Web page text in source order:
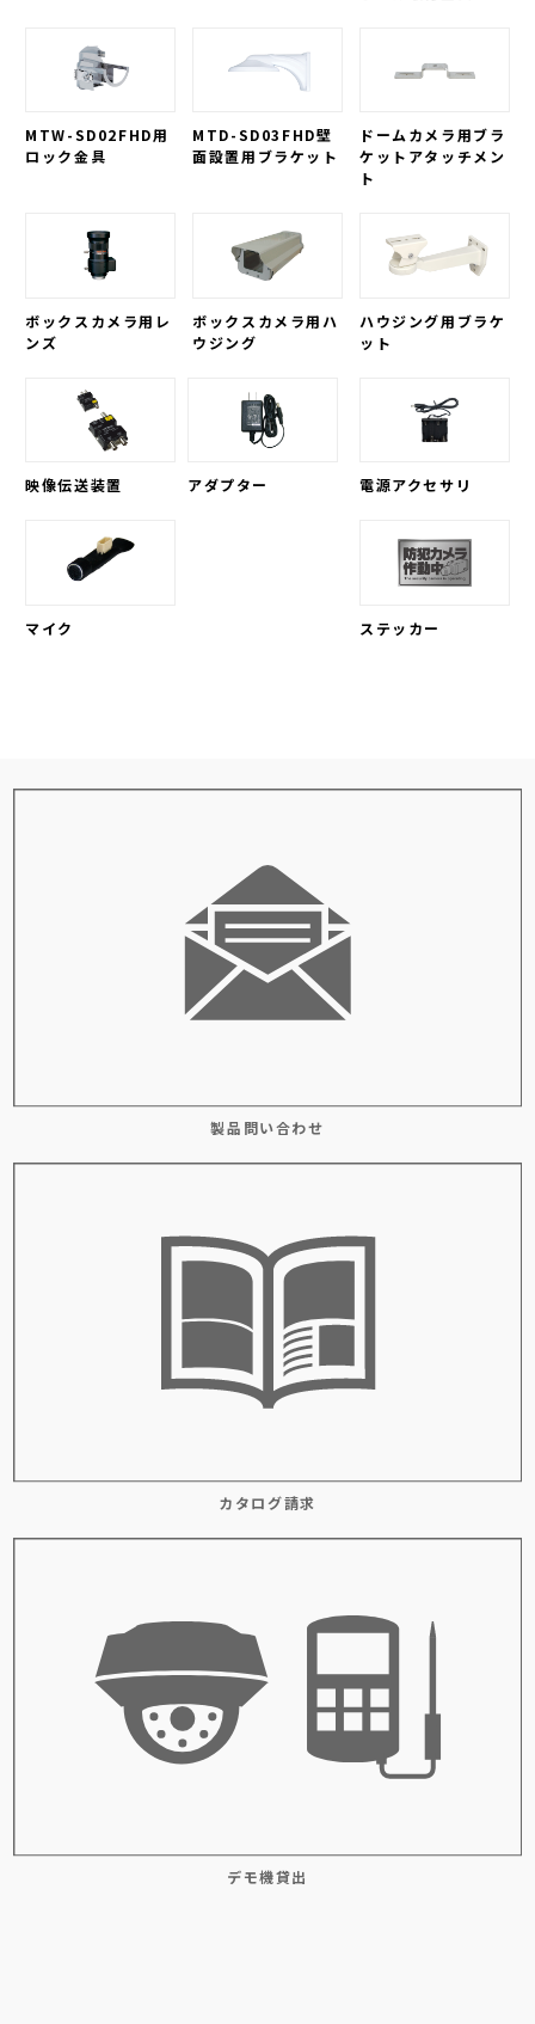
MTW-SD02FHD用
ロック金具
MTD-SD03FHD壁
面設置用ブラケット
ドームカメラ用ブラ
ケットアタッチメン
ト
ボックスカメラ用レ
ンズ
ボックスカメラ用ハ
ウジング
ハウジング用ブラケ
ット
映像伝送装置 アダプター 電源アクセサリ
マイク ステッカー
製品問い合わせ
カタログ請求
デモ機貸出